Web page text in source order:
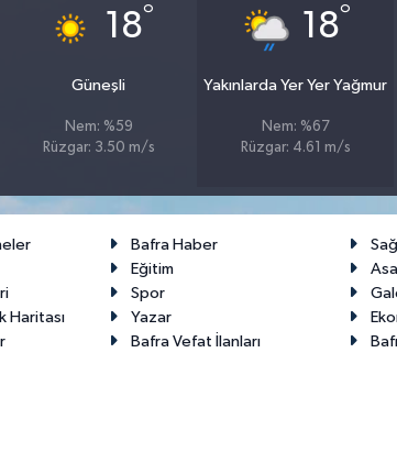
18°
Güneşli
Nem: %59
Rüzgar: 3.50 m/s
18°
Yakınlarda Yer Yer Yağmur
Nem: %67
Rüzgar: 4.61 m/s
Haritası
Bafra Haber
Eğitim
Spor
Yazar
Bafra Vefat İlanları